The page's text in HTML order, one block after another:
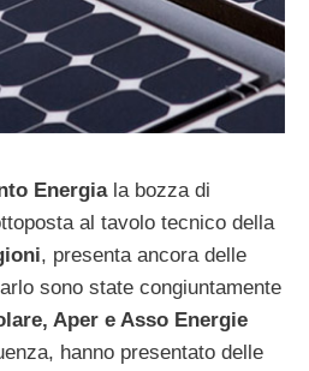
Energia la bozza di
al tavolo tecnico della
, presenta ancora delle
sono state congiuntamente
Aper e Asso Energie
hanno presentato delle